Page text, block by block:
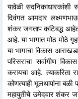
यावेळी सदनिकाधारकांशी
दिवंगत आमदार
शंकर जगताप कटिबद्ध
आहे. या भागात मोठ मोठे
या भागाचा विकास
परिसराचा सर्वांगीण
करायचा आहे. त्याकरिता
कोणत्याही भूलथापांना बळी
महायुतीचे उमेदवार शंकर